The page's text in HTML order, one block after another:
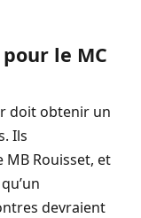
le MC
doit obtenir un
Ils
Rouisset, et
devraient